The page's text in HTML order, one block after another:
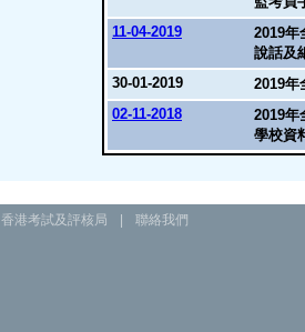
11-04-2019
2019年
說話及
30-01-2019
2019年
02-11-2018
2019年
學校資
香港考試及評核局 聯絡我們